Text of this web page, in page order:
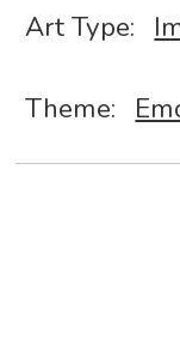
Art Type:
Theme: